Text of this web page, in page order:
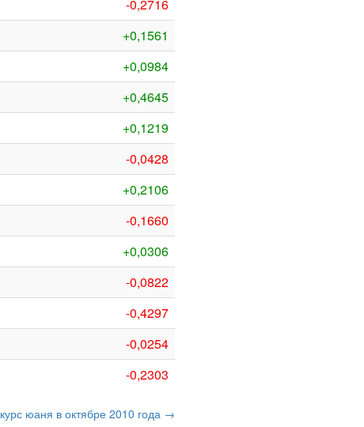
-0,2716
+0,1561
+0,0984
+0,4645
+0,1219
-0,0428
+0,2106
-0,1660
+0,0306
-0,0822
-0,4297
-0,0254
-0,2303
курс юаня в октябре 2010 года →